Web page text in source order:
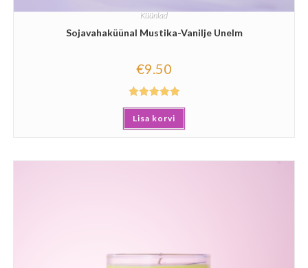
Küünlad
Sojavahaküünal Mustika-Vanilje Unelm
€9.50
Hinnanguga
5.00/ 5
Lisa korvi